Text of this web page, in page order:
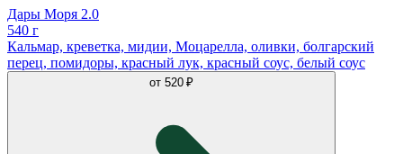
Дары Моря 2.0
540 г
Кальмар, креветка, мидии, Моцарелла, оливки, болгарский
перец, помидоры, красный лук, красный соус, белый соус
от 520 ₽